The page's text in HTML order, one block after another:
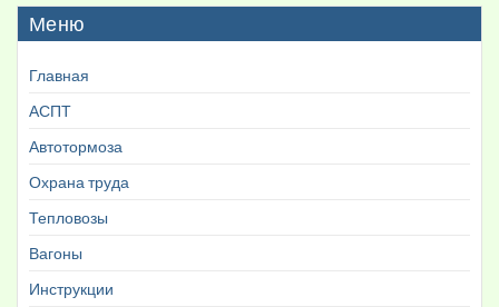
Меню
Главная
АСПТ
Автотормоза
Охрана труда
Тепловозы
Вагоны
Инструкции